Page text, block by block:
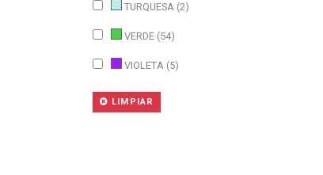
TURQUESA (2)
VERDE (54)
VIOLETA (5)
LIMPIAR